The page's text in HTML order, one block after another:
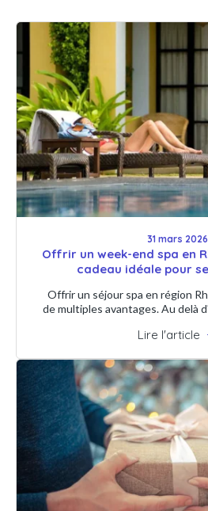
31 mars 2026
Offrir un week-end spa en
cadeau idéale pour
Offrir un séjour spa en région
de multiples avantages. Au delà
Lire l'article